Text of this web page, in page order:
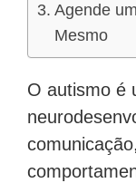
Agende
Mesmo
O autismo é